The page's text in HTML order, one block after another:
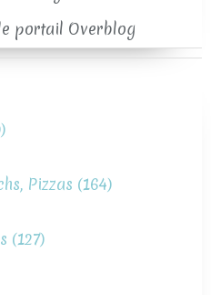
portail Overblog
Pizzas (164)
(127)